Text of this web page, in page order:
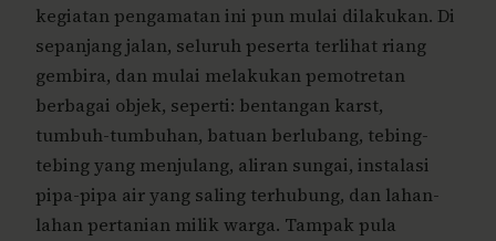
kegiatan pengamatan ini pun mulai dilakukan. Di
sepanjang jalan, seluruh peserta terlihat riang
gembira, dan mulai melakukan pemotretan
berbagai objek, seperti: bentangan karst,
tumbuh-tumbuhan, batuan berlubang, tebing-
tebing yang menjulang, aliran sungai, instalasi
pipa-pipa air yang saling terhubung, dan lahan-
lahan pertanian milik warga. Tampak pula